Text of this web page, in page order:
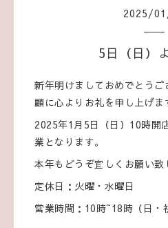
2025/01
5日（日）
新年明けましておめでとう
顧に心よりお礼を申し上げま
2025年1月5日（日）10時開
業となります。
本年もどうぞ宜しくお願い致
定休日：火曜・水曜日
営業時間：10時~18時（日・